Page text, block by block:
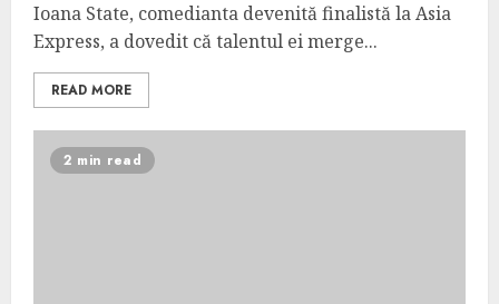
Ioana State, comedianta devenită finalistă la Asia
Express, a dovedit că talentul ei merge...
READ MORE
2 min read